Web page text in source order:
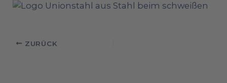
ZURÜCK